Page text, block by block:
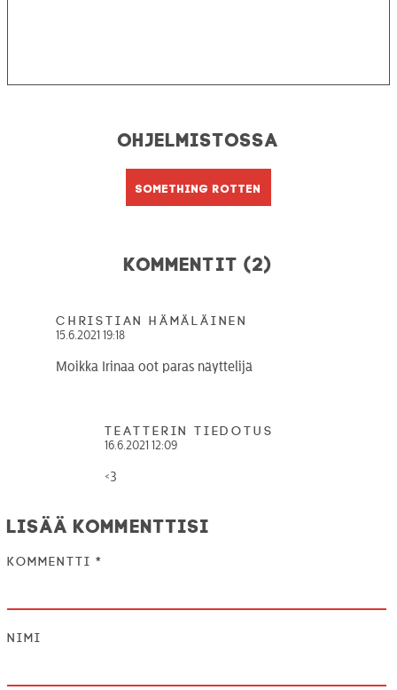
Ohjelmistossa
Something Rotten
Kommentit (2)
Christian Hämäläinen
15.6.2021 19:18
Moikka Irinaa oot paras näyttelijä
teatterin tiedotus
16.6.2021 12:09
<3
Lisää kommenttisi
Kommentti *
Nimi